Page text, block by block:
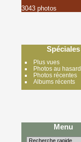
3043 photos
Spéciales
Plus vues
Photos au hasard
Photos récentes
Albums récents
Menu